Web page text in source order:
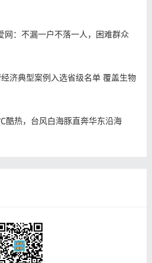
网：不漏一户不落一人，困难群众
济典型案例入选省级名单 覆盖生物
酷热，台风白海豚直奔华东沿海